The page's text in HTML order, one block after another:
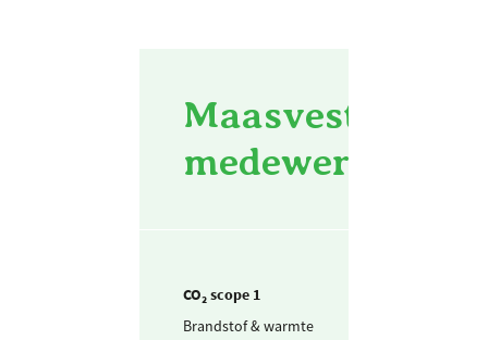
Maasveste
medewerkers
CO₂ scope 1
Brandstof & warmte